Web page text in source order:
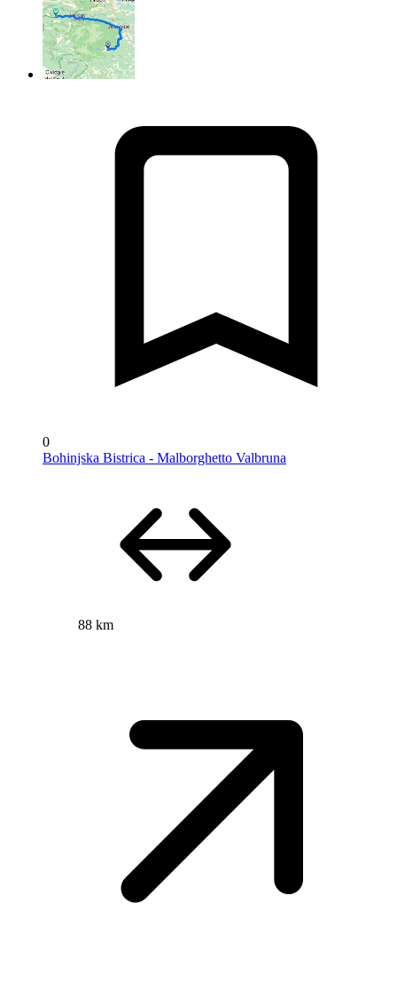
0
Bohinjska Bistrica - Malborghetto Valbruna
88 km